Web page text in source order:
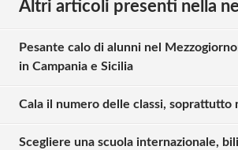
Altri articoli presenti nella
Pesante calo di alunni nel
in Campania e Sicilia
Cala il numero delle classi, soprattutto
Scegliere una scuola internazionale,